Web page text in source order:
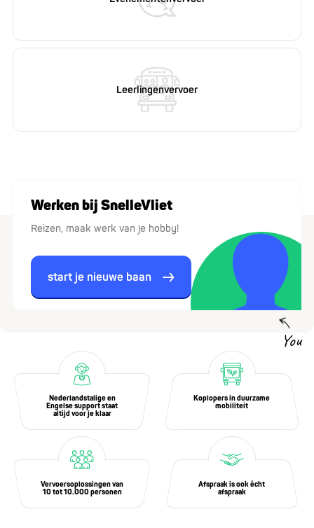
Leer­lin­gen­ver­voer
Werken bij SnelleVliet
Reizen, maak werk van je hobby!
start je nieuwe baan
You
Nederlandstalige en
Engelse support staat
altijd voor je klaar
Koplopers in duurzame
mobiliteit
Vervoersoplossingen van
10 tot 10.000 personen
Afspraak is ook écht
afspraak